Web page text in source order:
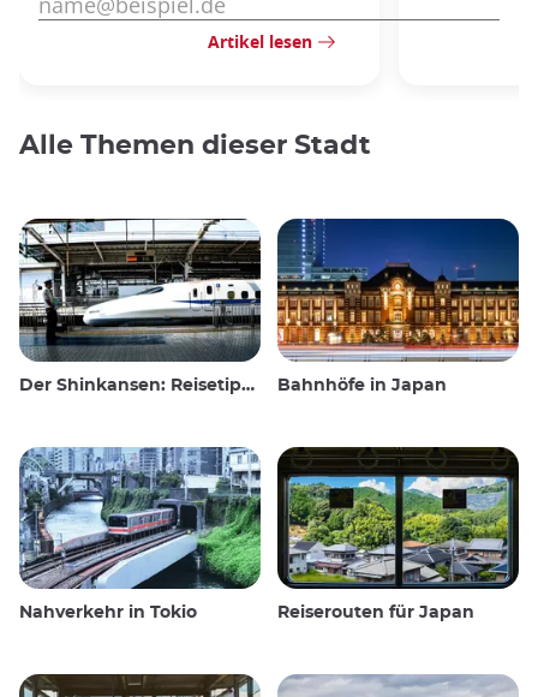
Artikel lesen
Alle Themen dieser Stadt
Der Shinkansen: Reisetipps für den japanischen Hochgeschwindigkeitszug Bahnhöfe in Japan
Nahverkehr in Tokio Reiserouten für Japan